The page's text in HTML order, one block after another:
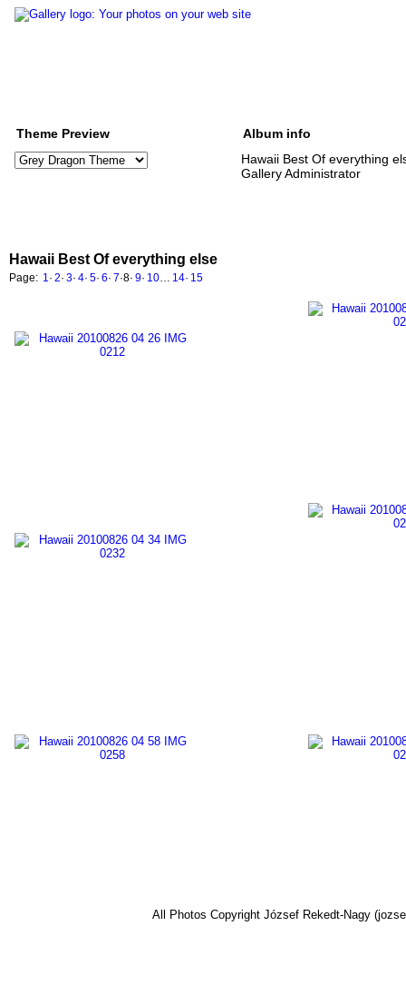
Theme Preview
Album info
Hawaii Best Of everything
Gallery Administrator
Hawaii Best Of everything else
Page: 1 · 2· 3· 4· 5· 6· 7·8· 9· 10 14· 15
All Photos Copyright József Rekedt-Nagy